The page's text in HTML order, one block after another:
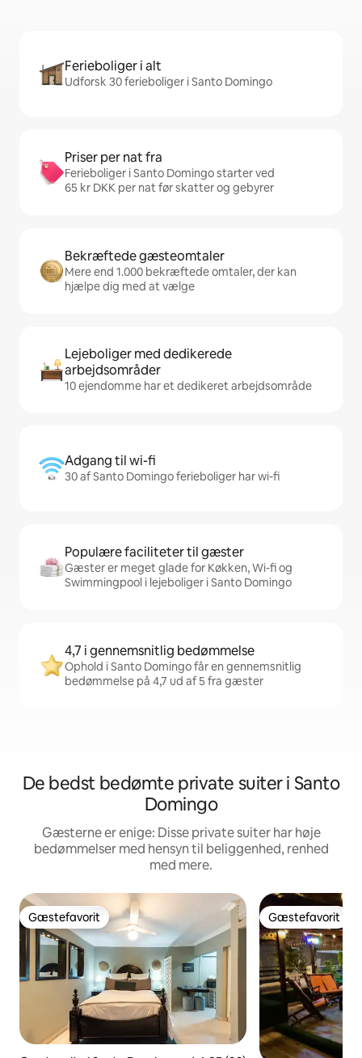
Ferieboliger i alt
Udforsk 30 ferieboliger i Santo Domingo
Priser per nat fra
Ferieboliger i Santo Domingo starter ved
65 kr DKK per nat før skatter og gebyrer
Bekræftede gæsteomtaler
Mere end 1.000 bekræftede omtaler, der kan
hjælpe dig med at vælge
Lejeboliger med dedikerede
arbejdsområder
10 ejendomme har et dedikeret arbejdsområde
Adgang til wi-fi
30 af Santo Domingo ferieboliger har wi-fi
Populære faciliteter til gæster
Gæster er meget glade for Køkken, Wi-fi og
Swimmingpool i lejeboliger i Santo Domingo
4,7 i gennemsnitlig bedømmelse
Ophold i Santo Domingo får en gennemsnitlig
bedømmelse på 4,7 ud af 5 fra gæster
De bedst bedømte private suiter i Santo
Domingo
Gæsterne er enige: Disse private suiter har høje
bedømmelser med hensyn til beliggenhed, renhed
med mere.
Gæstefavorit
Gæstefavorit Gæstefavorit
Gæstefavorit